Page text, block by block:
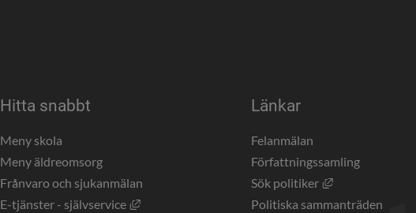
Hitta snabbt
Meny skola
Meny äldreomsorg
Frånvaro och sjukanmälan
E-tjänster - självservice
Länk till annan webbplats, öppnas i nytt fönster.
Länkar
Felanmälan
Författningssamling
Sök politiker
Länk till annan
Politiska sammanträden